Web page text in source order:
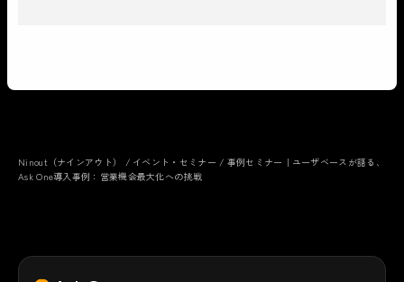
Ninout（ナインアウト） / イベント・セミナー / 事例セミナー｜ユーザベースが語る、
Ask One導入事例：営業機会最大化への挑戦